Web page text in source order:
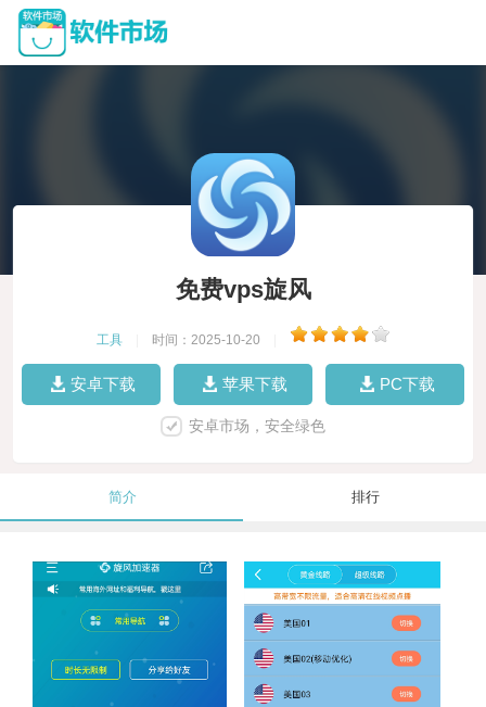
免费vps旋风
工具 时间：2025-10-20
安卓下载 苹果下载 PC下载
安卓市场，安全绿色
简介 排行